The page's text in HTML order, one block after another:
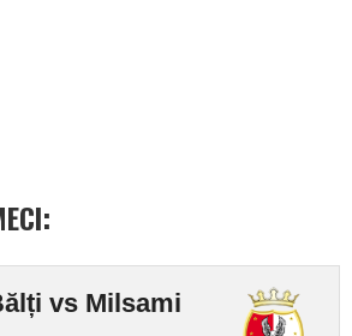
vs Milsami